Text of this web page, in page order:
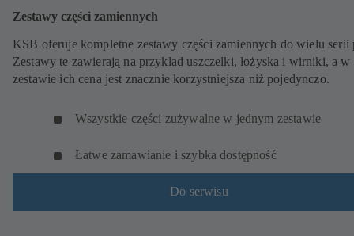
Zestawy części zamiennych
KSB oferuje kompletne zestawy części zamiennych do wielu serii
Zestawy te zawierają na przykład uszczelki, łożyska i wirniki, a w
zestawie ich cena jest znacznie korzystniejsza niż pojedynczo.
Wszystkie części zużywalne w jednym zestawie
Łatwe zamawianie i szybka dostępność
Do serwisu